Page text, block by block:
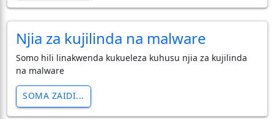
Njia za kujilinda na malware
Somo hili linakwenda kukueleza kuhusu njia za kujilinda
na malware
SOMA ZAIDI...